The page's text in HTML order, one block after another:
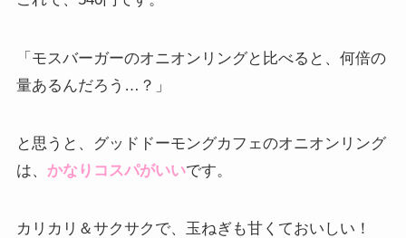
「モスバーガーのオニオンリングと比べると、何倍の
量あるんだろう…？」
と思うと、グッドドーモングカフェのオニオンリング
は、 かなりコスパがいいです。
カリカリ＆サクサクで、玉ねぎも甘くておいしい！